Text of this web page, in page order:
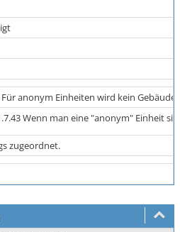
Für anonym Einheiten wird kein
Wenn man eine "anonym" Einheit
zugeordnet.